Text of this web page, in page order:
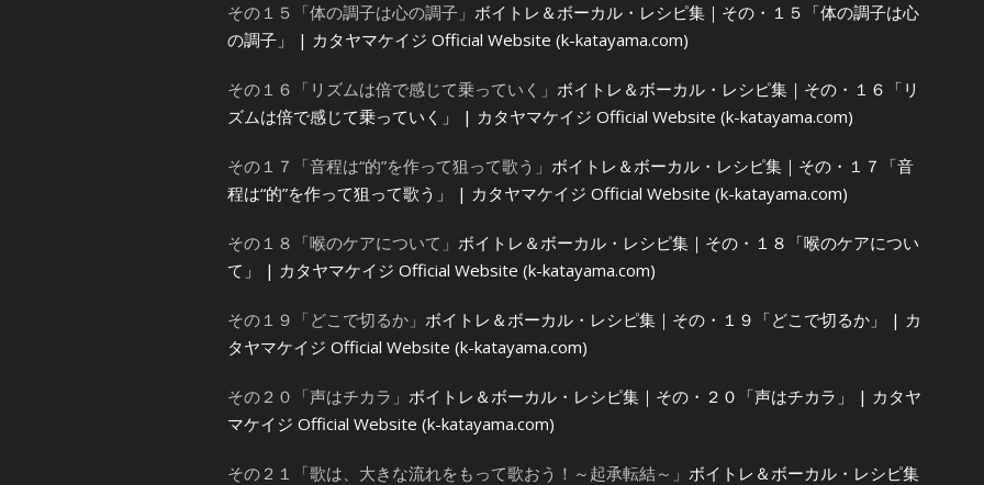
その１５「体の調子は心の調子」 ボイトレ＆ボーカル・レシピ集｜その・１５「体の調子は心
の調子」 | カタヤマケイジ Official Website (k-katayama.com)
その１６「リズムは倍で感じて乗っていく」 ボイトレ＆ボーカル・レシピ集｜その・１６「リ
ズムは倍で感じて乗っていく」 | カタヤマケイジ Official Website (k-katayama.com)
その１７「音程は“的”を作って狙って歌う」 ボイトレ＆ボーカル・レシピ集｜その・１７「音
程は“的”を作って狙って歌う」 | カタヤマケイジ Official Website (k-katayama.com)
その１８「喉のケアについて」 ボイトレ＆ボーカル・レシピ集｜その・１８「喉のケアについ
て」 | カタヤマケイジ Official Website (k-katayama.com)
その１９「どこで切るか」 ボイトレ＆ボーカル・レシピ集｜その・１９「どこで切るか」 | カ
タヤマケイジ Official Website (k-katayama.com)
その２０「声はチカラ」 ボイトレ＆ボーカル・レシピ集｜その・２０「声はチカラ」 | カタヤ
マケイジ Official Website (k-katayama.com)
その２１「歌は、大きな流れをもって歌おう！～起承転結～」 ボイトレ＆ボーカル・レシピ集